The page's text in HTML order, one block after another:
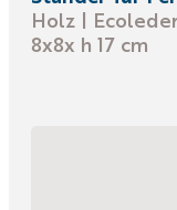
Holz |
8x8x h 17 cm